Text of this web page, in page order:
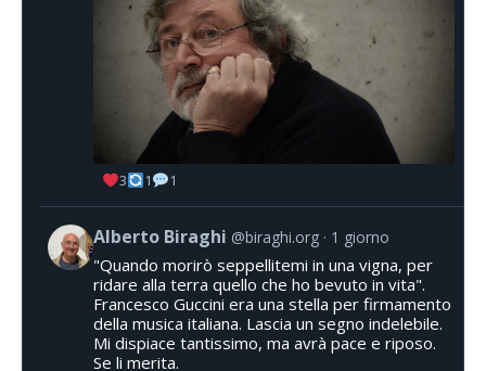
3 1 1
Alberto Biraghi @biraghi.org 1 giorno
"Quando morirò seppellitemi in una vigna, per
ridare alla terra quello che ho bevuto in vita".
Francesco Guccini era una stella per firmamento
della musica italiana. Lascia un segno indelebile.
Mi dispiace tantissimo, ma avrà pace e riposo.
Se li merita.